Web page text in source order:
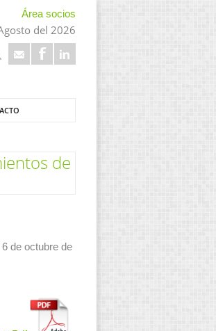
Área socios
del 2026
de
de octubre de